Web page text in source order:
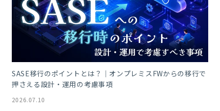
SASE移行のポイントとは？｜オンプレミスFWからの移行で
押さえる設計・運用の考慮事項
2026.07.10